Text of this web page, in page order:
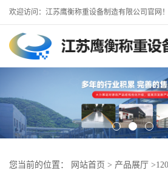
欢迎访问：江苏鹰衡称重设备制造有限公司官网！
您当前的位置： 网站首页 > 产品展厅 >